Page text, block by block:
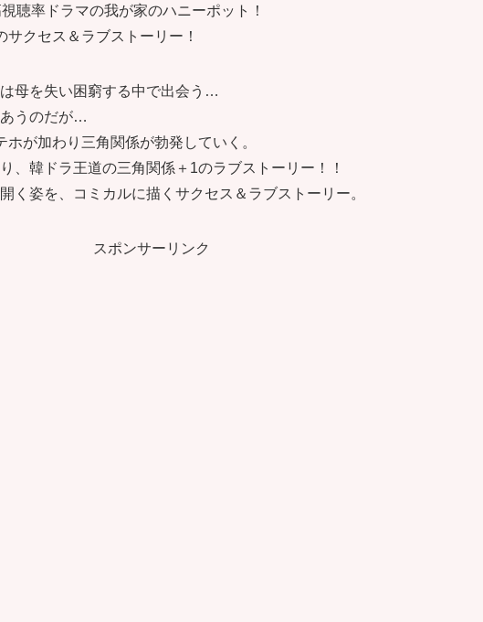
聴率ドラマの我が家のハニーポット！
クセス＆ラブストーリー！
母を失い困窮する中で出会う…
うのだが…
が加わり三角関係が勃発していく。
、韓ドラ王道の三角関係＋1のラブストーリー！！
く姿を、コミカルに描くサクセス＆ラブストーリー。
スポンサーリンク